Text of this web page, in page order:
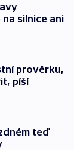
silnice ani
prověrku,
píší
teď